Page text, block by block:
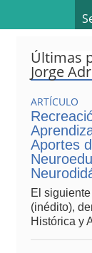
Últimas
Jorge
ARTÍCULO
Aportes
El
(inédito),
Histórica y